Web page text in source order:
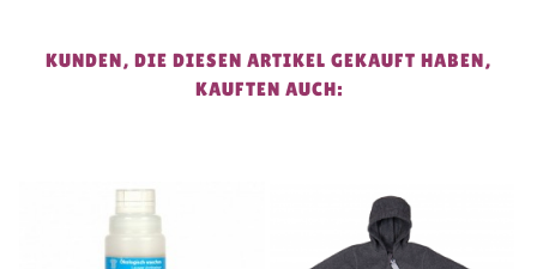
KUNDEN, DIE DIESEN ARTIKEL GEKAUFT HABEN,
KAUFTEN AUCH: